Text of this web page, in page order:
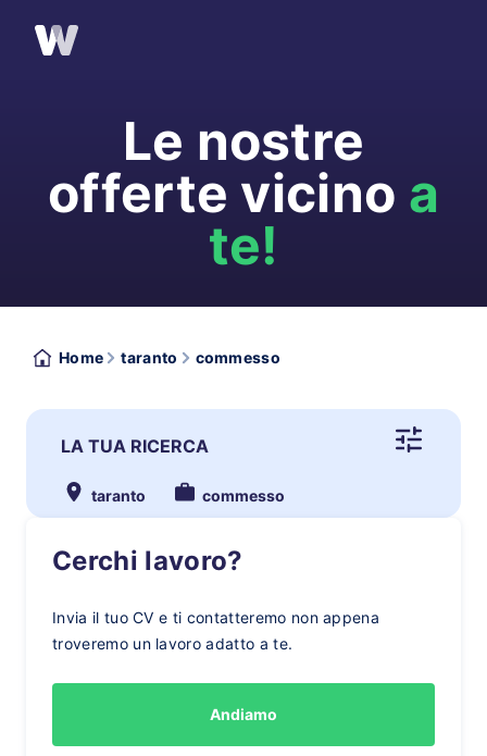
Le nostre
offerte vicino a
te!
Home taranto commesso
LA TUA RICERCA
taranto commesso
Cerchi lavoro?
Invia il tuo CV e ti contatteremo non appena
troveremo un lavoro adatto a te.
Andiamo